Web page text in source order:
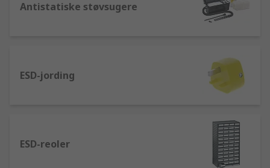
Antistatiske støvsugere
ESD-jording
ESD-reoler